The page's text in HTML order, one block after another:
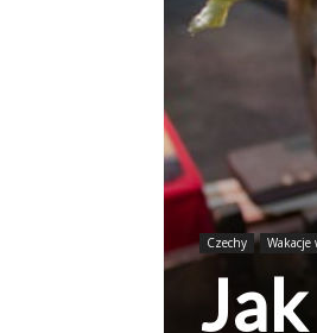
Czechy Wakacje